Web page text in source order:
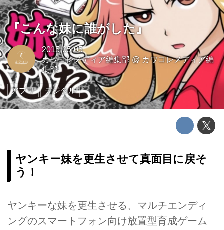
『こんな妹に誰がした』
2015-05-05
カワコレメディア編集部@ カワコレメディア編
集部
アプリ デジタル
ヤンキー妹を更生させて真面目に戻そ
う！
ヤンキーな妹を更生させる、マルチエンディ
ングのスマートフォン向け放置型育成ゲーム